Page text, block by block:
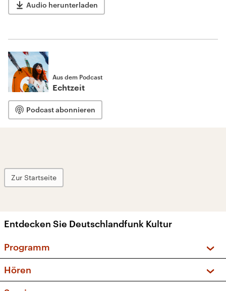
Audio herunterladen
Aus dem Podcast
Echtzeit
Podcast abonnieren
Zur Startseite
Entdecken Sie Deutschlandfunk Kultur
Programm
Sendungen und Podcasts
Hören